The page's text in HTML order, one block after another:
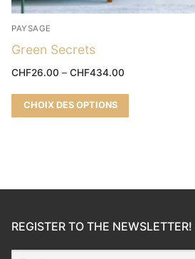
PAYSAGE
Green Secrets
CHF26.00 – CHF434.00
CHOIX DES OPTIONS
REGISTER TO THE NEWSLETTER!